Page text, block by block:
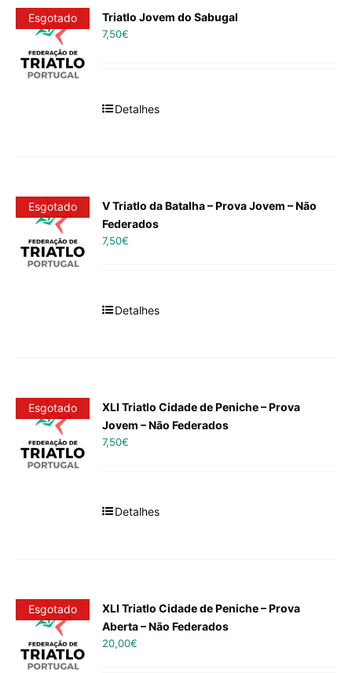
Esgotado Triatlo Jovem do Sabugal
7,50€
Detalhes
Esgotado
V Triatlo da Batalha – Prova Jovem – Não
Federados
7,50€
Detalhes
Esgotado
XLI Triatlo Cidade de Peniche – Prova
Jovem – Não Federados
7,50€
Detalhes
Esgotado
XLI Triatlo Cidade de Peniche – Prova
Aberta – Não Federados
20,00€